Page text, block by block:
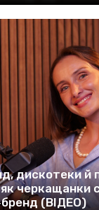
дискотеки й
черкащанки
(ВІДЕО)